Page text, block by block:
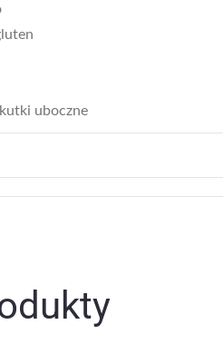
uboczne